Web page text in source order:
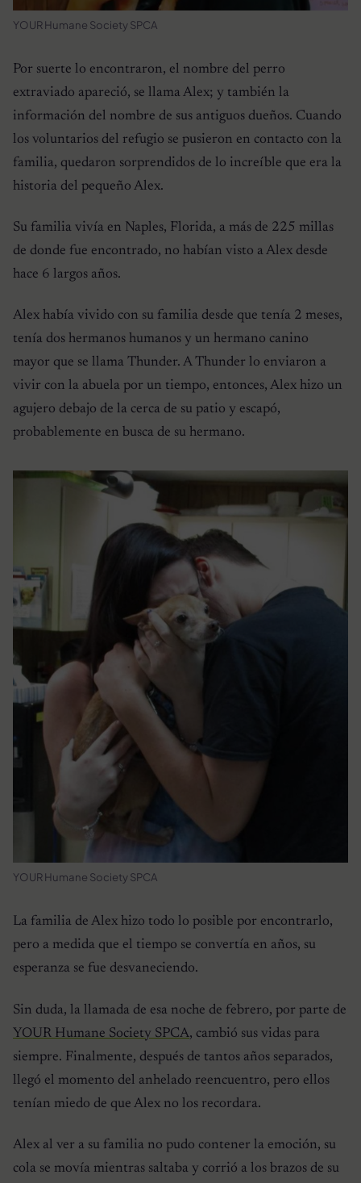
YOUR Humane Society SPCA
Por suerte lo encontraron, el nombre del perro
extraviado apareció, se llama Alex; y también la
información del nombre de sus antiguos dueños. Cuando
los voluntarios del refugio se pusieron en contacto con la
familia, quedaron sorprendidos de lo increíble que era la
historia del pequeño Alex.
Su familia vivía en Naples, Florida, a más de 225 millas
de donde fue encontrado, no habían visto a Alex desde
hace 6 largos años.
Alex había vivido con su familia desde que tenía 2 meses,
tenía dos hermanos humanos y un hermano canino
mayor que se llama Thunder. A Thunder lo enviaron a
vivir con la abuela por un tiempo, entonces, Alex hizo un
agujero debajo de la cerca de su patio y escapó,
probablemente en busca de su hermano.
YOUR Humane Society SPCA
La familia de Alex hizo todo lo posible por encontrarlo,
pero a medida que el tiempo se convertía en años, su
esperanza se fue desvaneciendo.
Sin duda, la llamada de esa noche de febrero, por parte de
YOUR Humane Society SPCA, cambió sus vidas para
siempre. Finalmente, después de tantos años separados,
llegó el momento del anhelado reencuentro, pero ellos
tenían miedo de que Alex no los recordara.
Alex al ver a su familia no pudo contener la emoción, su
cola se movía mientras saltaba y corrió a los brazos de su